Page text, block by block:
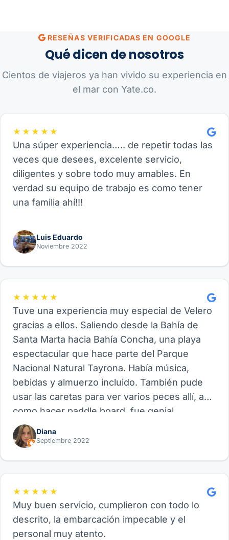
RESEÑAS VERIFICADAS EN GOOGLE
Qué dicen de nosotros
Cientos de viajeros ya han vivido su experiencia en
el mar con Yate.co.
★★★★★
Una súper experiencia….. de repetir todas las
veces que desees, excelente servicio,
diligentes y sobre todo muy amables. En
verdad su equipo de trabajo es como tener
una familia ahí!!!
Luis Eduardo
Noviembre 2022
★★★★★
Tuve una experiencia muy especial de Velero
gracias a ellos. Saliendo desde la Bahía de
Santa Marta hacia Bahía Concha, una playa
espectacular que hace parte del Parque
Nacional Natural Tayrona. Había música,
bebidas y almuerzo incluido. También pude
usar las caretas para ver varios peces allí, así
como hacer paddle board, fue genial.
Recomiendo este proveedor y su experiencia
de Velero, funcional para amigos, parejas o
Diana
Septiembre 2022
★★★★★
Muy buen servicio, cumplieron con todo lo
descrito, la embarcación impecable y el
personal muy atento.